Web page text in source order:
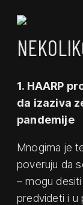
1. HAARP
da izaziva
pandemije
Mnogima je
poveruju da
– mogu
predvideti i u